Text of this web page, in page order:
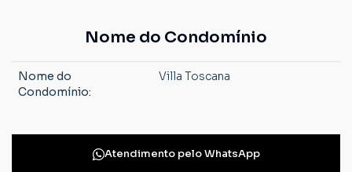
Nome do Condomínio
Nome do
Condomínio:
Villa Toscana
Atendimento peloWhatsApp